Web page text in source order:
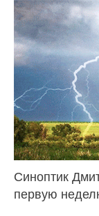
Синоптик
первую